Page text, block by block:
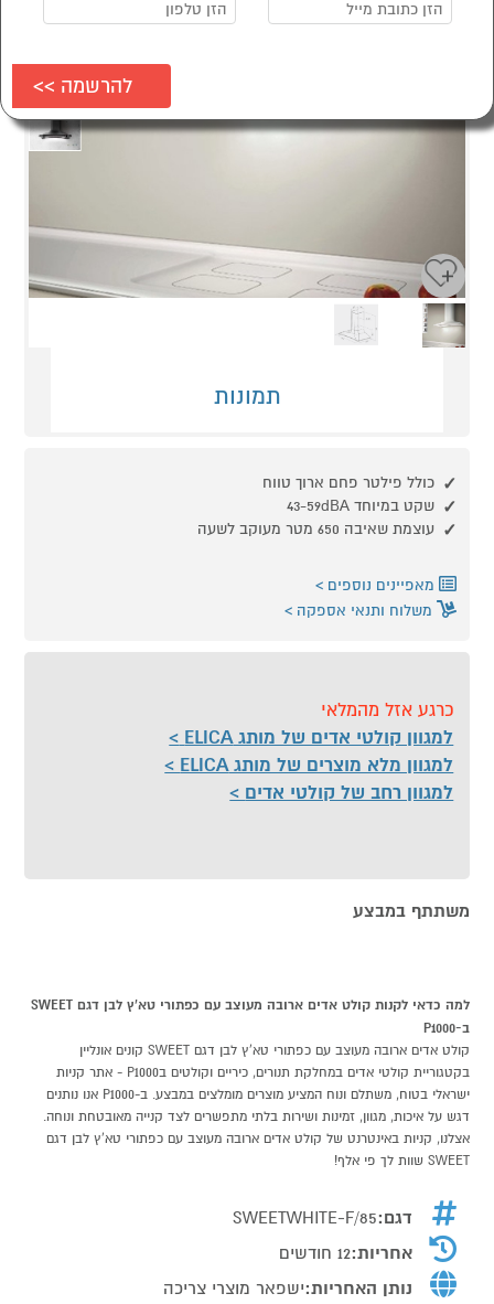
תמונות
כולל פילטר פחם ארוך טווח
שקט במיוחד 43-59dBA
עוצמת שאיבה 650 מטר מעוקב לשעה
מאפיינים נוספים
משלוח ותנאי אספקה
כרגע אזל מהמלאי
למגוון קולטי אדים של מותג ELICA
למגוון מלא מוצרים של מותג ELICA
למגוון רחב של קולטי אדים
משתתף במבצע
למה כדאי לקנות קולט אדים ארובה מעוצב עם כפתורי טא'ץ לבן דגם SWEET
ב-P1000
קולט אדים ארובה מעוצב עם כפתורי טא'ץ לבן דגם SWEET קונים אונליין
בקטגוריית קולטי אדים במחלקת תנורים, כיריים וקולטים בP1000 - אתר קניות
ישראלי בטוח, משתלם ונוח המציע מוצרים מומלצים במבצע. ב-P1000 אנו נותנים
דגש על איכות, מגוון, זמינות ושירות בלתי מתפשרים לצד קנייה מאובטחת ונוחה.
אצלנו, קניות באינטרנט של קולט אדים ארובה מעוצב עם כפתורי טא'ץ לבן דגם
SWEET שוות לך פי אלף!
דגם:SWEETWHITE-F/85
אחריות:12 חודשים
נותן האחריות:ישפאר מוצרי צריכה